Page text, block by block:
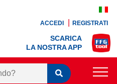
ACCEDI REGISTRATI
SCARICA
LA NOSTRA APP